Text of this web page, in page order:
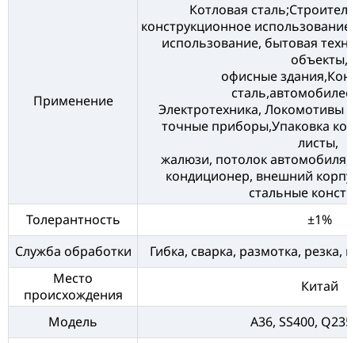
Применение
Котловая
конструкционное
использование, бытовая
объекты,
офисные
Электротехника, Локомотивы
точные приборы,Упаковка
листы,
жалюзи, потолок автомобиля,
кондиционер, внешний
стальные
Толерантность
±1%
Служба обработки
Гибка, сварка, размотка, резка,
Место
происхождения
Китай
Модель
A36, SS400,